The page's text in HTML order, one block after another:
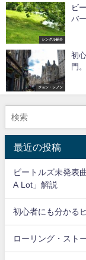
シングル紹介
ビ
バ
ジョン・レノン
初
門
最近の投稿
ビートルズ未発表
A Lot」解説
初心者にも分かる
ローリング・スト